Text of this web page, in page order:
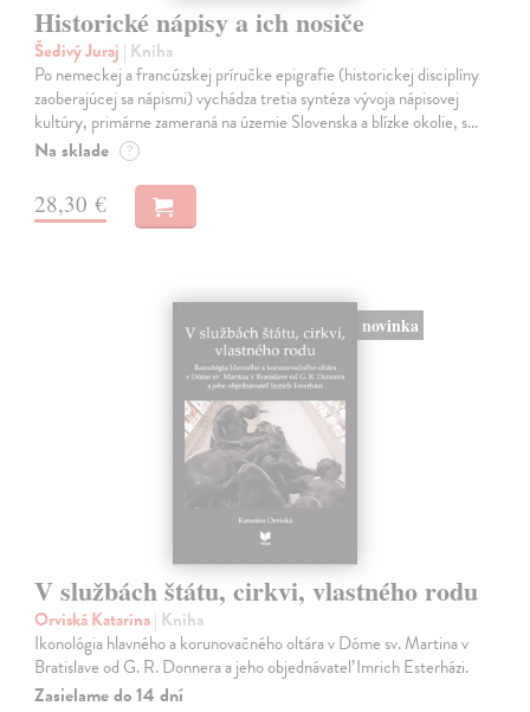
Historické nápisy a ich nosiče
Šedivý Juraj | Kniha
Po nemeckej a francúzskej príručke epigrafie (historickej disciplíny
zaoberajúcej sa nápismi) vychádza tretia syntéza vývoja nápisovej
kultúry, primárne zameraná na územie Slovenska a blízke okolie, s…
Na sklade ?
28,30 €
novinka
V službách štátu, cirkvi, vlastného rodu
Orviská Katarína| Kniha
Ikonológia hlavného a korunovačného oltára v Dóme sv. Martina v
Bratislave od G. R. Donnera a jeho objednávateľ Imrich Esterházi.
Zasielame do 14 dní